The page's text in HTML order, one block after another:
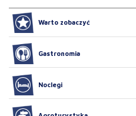
Warto zobaczyć
Gastronomia
Noclegi